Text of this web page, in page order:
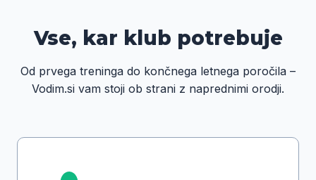
Vse, kar klub potrebuje
Od prvega treninga do končnega letnega poročila –
Vodim.si vam stoji ob strani z naprednimi orodji.